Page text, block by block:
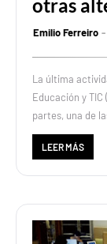
otras
Emilio Ferreiro
La última
Educación y
partes, una de
LEER MÁS